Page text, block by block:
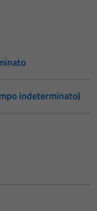
indeterminato)